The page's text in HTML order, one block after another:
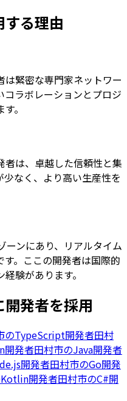
る理由
緊密な専門家ネットワー
ラボレーションとプロジ
。
者は、卓越した信頼性と集
なく、より高い生産性を
ーンにあり、リアルタイム
。ここの開発者は国際的
験があります。
発者を採用
のTypeScript開発者田村
開発者田村市のJava開発者
開発者田村市のGo開発
Kotlin開発者田村市のC#開